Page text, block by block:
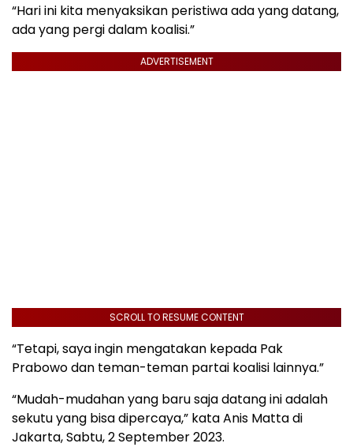
“Hari ini kita menyaksikan peristiwa ada yang datang,
ada yang pergi dalam koalisi.”
ADVERTISEMENT
SCROLL TO RESUME CONTENT
“Tetapi, saya ingin mengatakan kepada Pak
Prabowo dan teman-teman partai koalisi lainnya.”
“Mudah-mudahan yang baru saja datang ini adalah
sekutu yang bisa dipercaya,” kata Anis Matta di
Jakarta, Sabtu, 2 September 2023.